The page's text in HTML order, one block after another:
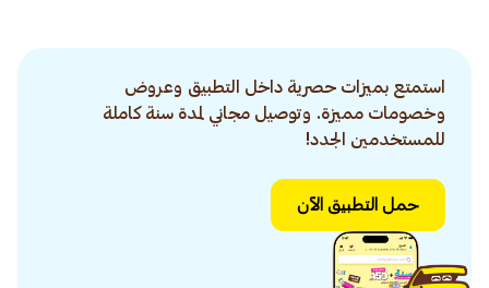
استمتع بميزات حصرية داخل التطبيق وعروض
وخصومات مميزة. وتوصيل مجاني لمدة سنة كاملة
للمستخدمين الجدد!
حمل التطبيق الآن